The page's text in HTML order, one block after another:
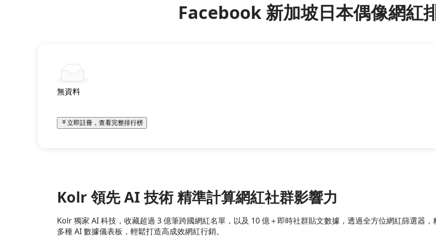
Facebook 新加坡日本偶像網紅
無資料
立即註冊，查看完整排行榜
Kolr 領先 AI 技術 精準計算網紅社群影響力
Kolr 獨家 AI 科技，收藏超過 3 億筆跨國網紅名單，以及 10 億＋即時社群貼文數據，透過全方位網紅篩選器
多種 AI 數據儀表板，輕鬆打造高成效網紅行銷。